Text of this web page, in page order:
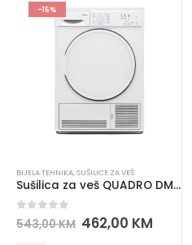
-15%
BIJELA TEHNIKA,SUŠILICE ZA VEŠ
Sušilica za veš QUADRO DM-G7205PV
543,00KM 462,00 KM